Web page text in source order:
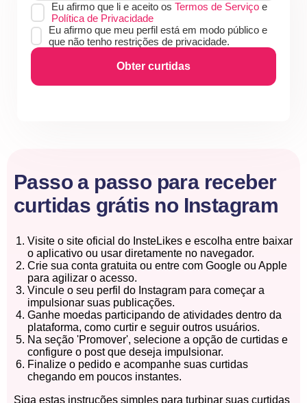
Eu afirmo que li e aceito os Termos de Serviçoe
Política de Privacidade
Eu afirmo que meu perfil está em modo público e
que não tenho restrições de privacidade.
Obter curtidas
Passo a passo para receber
curtidas grátis no Instagram
Visite o site oficial do InsteLikes e escolha entre baixar
o aplicativo ou usar diretamente no navegador.
Crie sua conta gratuita ou entre com Google ou Apple
para agilizar o acesso.
Vincule o seu perfil do Instagram para começar a
impulsionar suas publicações.
Ganhe moedas participando de atividades dentro da
plataforma, como curtir e seguir outros usuários.
Na seção 'Promover', selecione a opção de curtidas e
configure o post que deseja impulsionar.
Finalize o pedido e acompanhe suas curtidas
chegando em poucos instantes.
Siga estas instruções simples para turbinar suas curtidas